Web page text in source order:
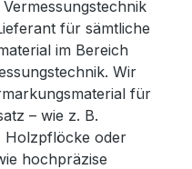
für sämtliche
im Bereich
Wir
für
– wie z. B.
Holzpflöcke oder
hochpräzise